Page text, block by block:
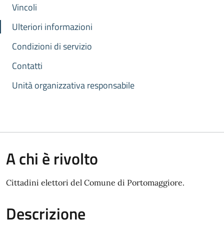
Vincoli
Ulteriori informazioni
Condizioni di servizio
Contatti
Unità organizzativa responsabile
A chi è rivolto
Cittadini elettori del Comune di Portomaggiore.
Descrizione